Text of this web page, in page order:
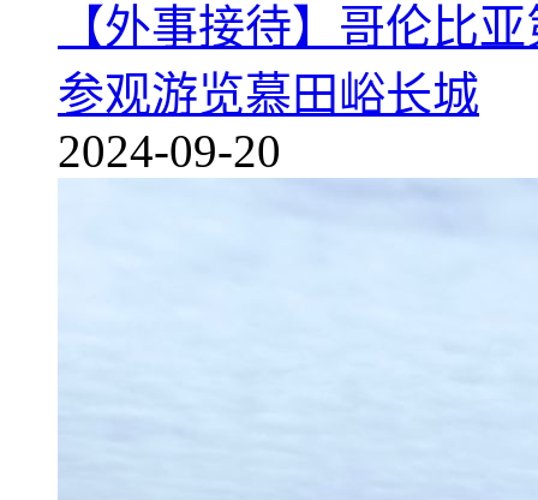
【外事接待】哥伦比
参观游览慕田峪长城
2024-09-20